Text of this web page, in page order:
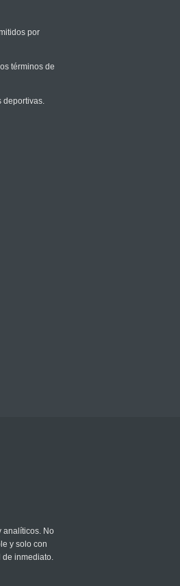
por
términos de
deportivas.
analíticos. No
y solo con
de inmediato.